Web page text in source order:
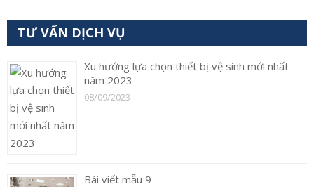
TƯ VẤN DỊCH VỤ
Xu hướng lựa chọn thiết bị vệ sinh mới nhất
năm 2023
08/09/2023
Bài viết mẫu 9